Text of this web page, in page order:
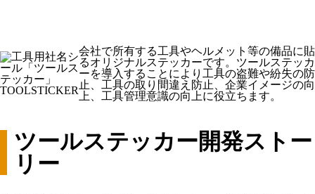
ノベルティ制作
オリジナル印刷うちわ
防染タオル
名入れタオル
会社で所有する工具やヘルメット等の備品に貼
るオリジナルステッカーです。ツールステッカ
ーを導入することにより工具の盗難や紛失の防
止、工具の取り間違え防止、企業イメージの向
上、工具管理意識の向上に役立ちます。
ツールステッカー開発ストー
リー